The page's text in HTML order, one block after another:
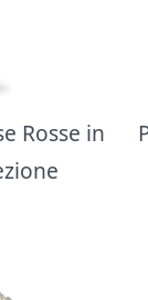
Rosse in